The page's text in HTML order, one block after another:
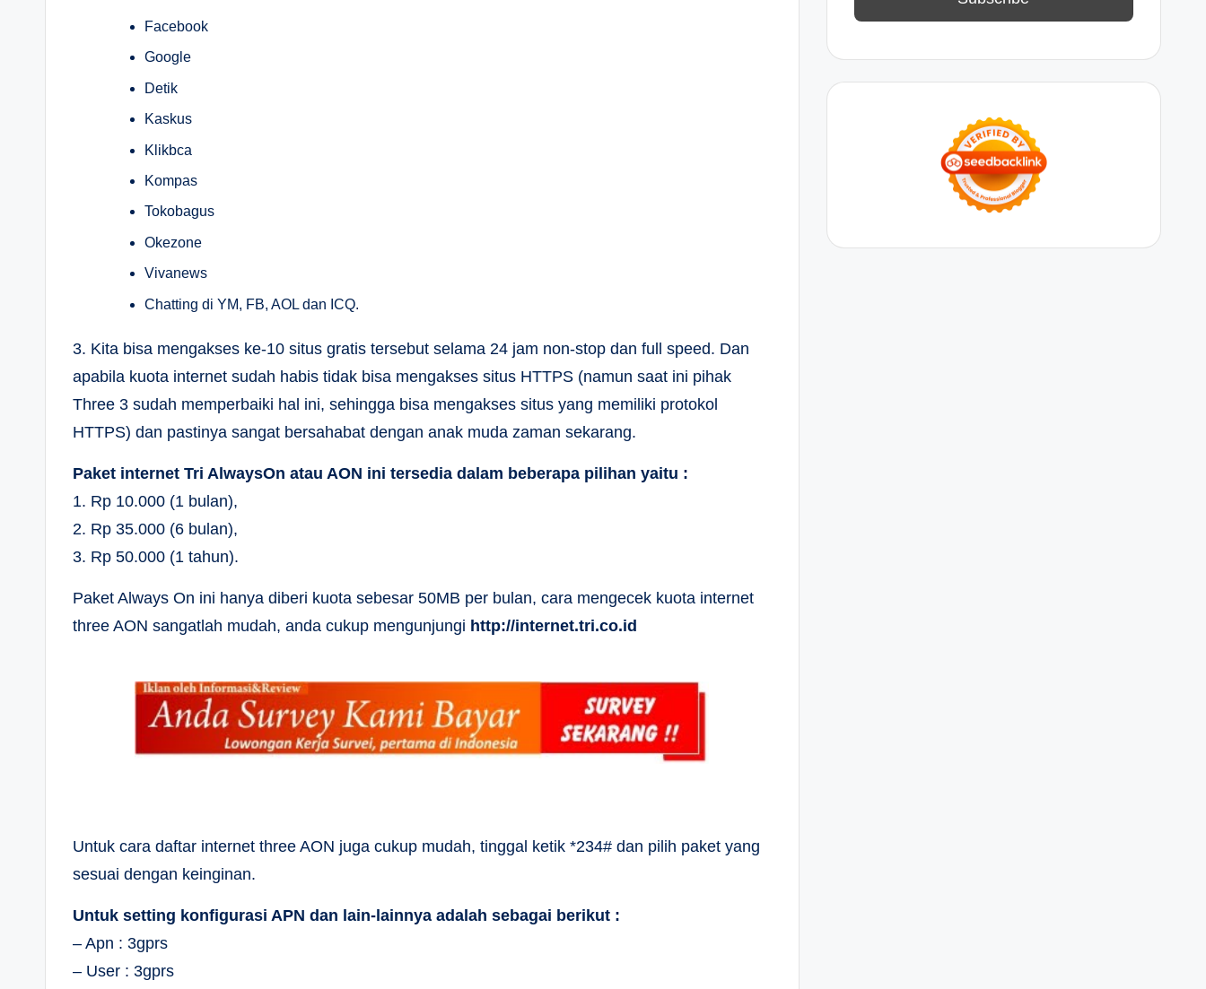
Facebook
Google
Detik
Kaskus
Klikbca
Kompas
Tokobagus
Okezone
Vivanews
Chatting di YM, FB, AOL dan ICQ.
3. Kita bisa mengakses ke-10 situs gratis tersebut selama 24 jam non-stop dan full speed. Dan
apabila kuota internet sudah habis tidak bisa mengakses situs HTTPS (namun saat ini pihak
Three 3 sudah memperbaiki hal ini, sehingga bisa mengakses situs yang memiliki protokol
HTTPS) dan pastinya sangat bersahabat dengan anak muda zaman sekarang.
Paket internet Tri AlwaysOn atau AON ini tersedia dalam beberapa pilihan yaitu :
1. Rp 10.000 (1 bulan),
2. Rp 35.000 (6 bulan),
3. Rp 50.000 (1 tahun).
Paket Always On ini hanya diberi kuota sebesar 50MB per bulan, cara mengecek kuota internet
three AON sangatlah mudah, anda cukup mengunjungi http://internet.tri.co.id
Untuk cara daftar internet three AON juga cukup mudah, tinggal ketik *234# dan pilih paket yang
sesuai dengan keinginan.
Untuk setting konfigurasi APN dan lain-lainnya adalah sebagai berikut :
– Apn : 3gprs
– User : 3gprs